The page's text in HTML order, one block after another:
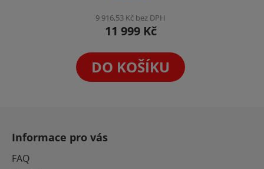
9 916,53 Kč bez DPH
11 999 Kč
DO KOŠÍKU
Informace pro vás
FAQ